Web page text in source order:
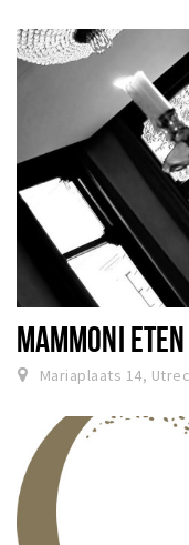
MAMMONI
Mariaplaats 14,